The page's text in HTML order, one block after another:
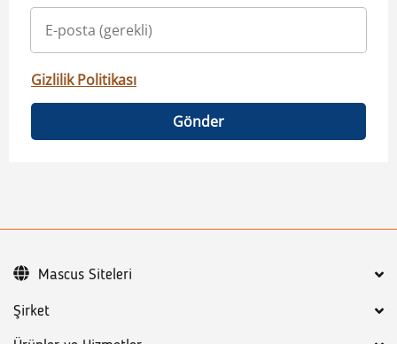
Gizlilik Politikası
Gönder
Şirket
Mascus Siteleri